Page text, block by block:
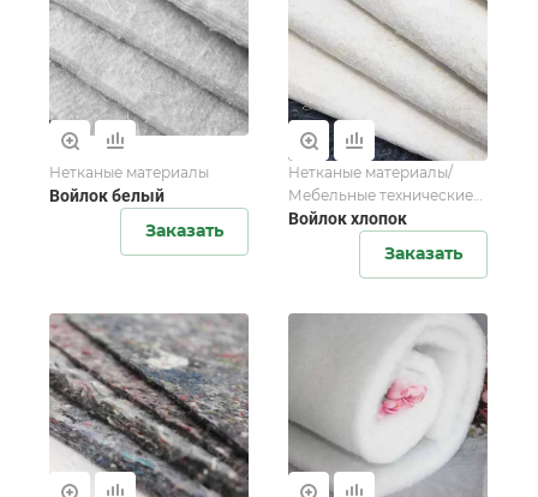
Нетканые материалы
Войлок белый
Заказать
Нетканые материалы/
Мебельные технические
ткани
Войлок хлопок
Заказать